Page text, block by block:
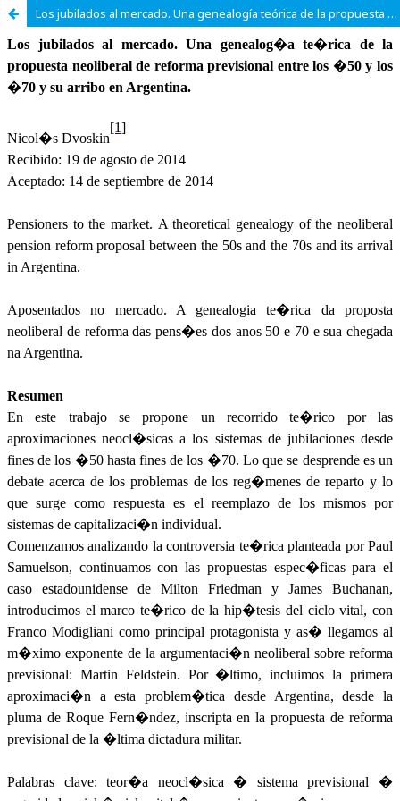
Los jubilados al mercado. Una genealogía teórica de la propuesta neoliberal de reforma previsional entre los ’50 y los ’70 y su arribo en Argentina